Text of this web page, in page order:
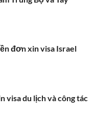
đơn xin visa Israel
visa du lịch và công tác